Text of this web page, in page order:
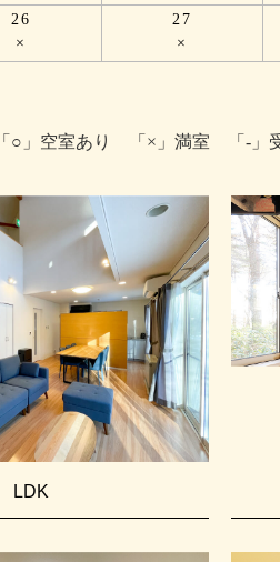
26
×
27
×
「○」空室あり 「×」満室 「-」
LDK